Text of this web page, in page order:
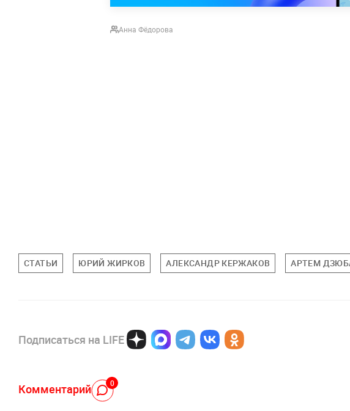
Анна Фёдорова
СТАТЬИ ЮРИЙ ЖИРКОВ АЛЕКСАНДР КЕРЖАКОВ АРТЕМ
Подписаться на LIFE
Комментарий 0